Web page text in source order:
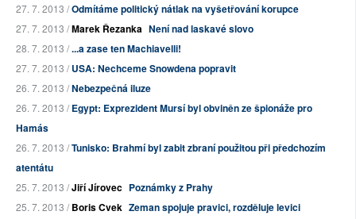
27. 7. 2013 /Odmítáme politický nátlak na vyšetřování korupce
27. 7. 2013 /Marek Řezanka Není nad laskavé slovo
28. 7. 2013 /...a zase ten Machiavelli!
27. 7. 2013 /USA: Nechceme Snowdena popravit
26. 7. 2013 /Nebezpečná iluze
26. 7. 2013 /Egypt: Exprezident Mursí byl obviněn ze špionáže pro
Hamás
26. 7. 2013 /Tunisko: Brahmí byl zabit zbraní použitou při předchozím
atentátu
25. 7. 2013 /Jiří Jírovec Poznámky z Prahy
25. 7. 2013 /Boris Cvek Zeman spojuje pravici, rozděluje levici